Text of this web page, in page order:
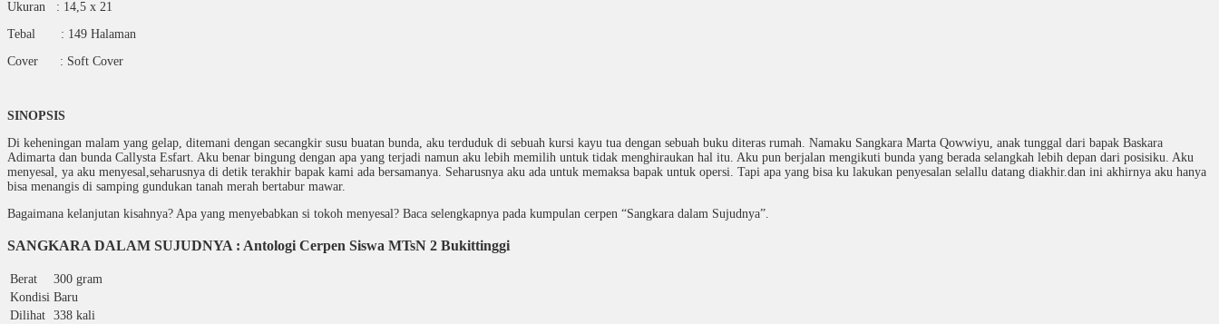
Ukuran : 14,5 x 21
Tebal : 149 Halaman
Cover : Soft Cover
SINOPSIS
Di keheningan malam yang gelap, ditemani dengan secangkir susu buatan bunda, aku terduduk di sebuah kursi kayu tua dengan sebuah buku diteras rumah. Namaku Sangkara Marta Qowwiyu, anak tunggal dari bapak Baskara
Adimarta dan bunda Callysta Esfart. Aku benar bingung dengan apa yang terjadi namun aku lebih memilih untuk tidak menghiraukan hal itu. Aku pun berjalan mengikuti bunda yang berada selangkah lebih depan dari posisiku. Aku
menyesal, ya aku menyesal,seharusnya di detik terakhir bapak kami ada bersamanya. Seharusnya aku ada untuk memaksa bapak untuk opersi. Tapi apa yang bisa ku lakukan penyesalan selallu datang diakhir.dan ini akhirnya aku hanya
bisa menangis di samping gundukan tanah merah bertabur mawar.
Bagaimana kelanjutan kisahnya? Apa yang menyebabkan si tokoh menyesal? Baca selengkapnya pada kumpulan cerpen “Sangkara dalam Sujudnya”.
SANGKARA DALAM SUJUDNYA : Antologi Cerpen Siswa MTsN 2 Bukittinggi
Berat
300 gram
Kondisi Baru
Dilihat 338 kali